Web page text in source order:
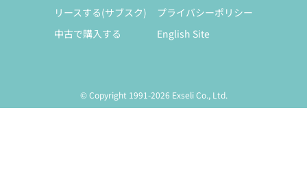
リースする(サブスク)
中古で購入する
プライバシーポリシー
English Site
© Copyright 1991-2026 Exseli Co., Ltd.